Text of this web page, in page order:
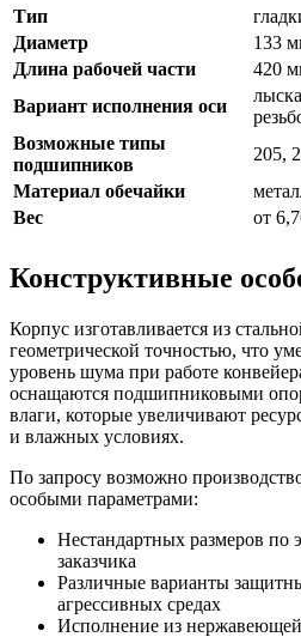
Тип
Диаметр
133
Длина рабочей части
420
Вариант исполнения оси
Возможные типы
подшипников
205,
Материал обечайки
Вес
от
Конструктивные
Корпус изготавливается из
геометрической точностью, что
уровень шума при работе
оснащаются подшипниковыми
влаги, которые увеличивают
и влажных условиях.
По запросу возможно
особыми параметрами:
Нестандартных размеров по
заказчика
Различные варианты
агрессивных средах
Исполнение из нержавеющей